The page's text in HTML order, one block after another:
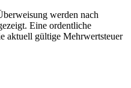
werden nach
Eine ordentliche
aktuell gültige Mehrwertsteuer